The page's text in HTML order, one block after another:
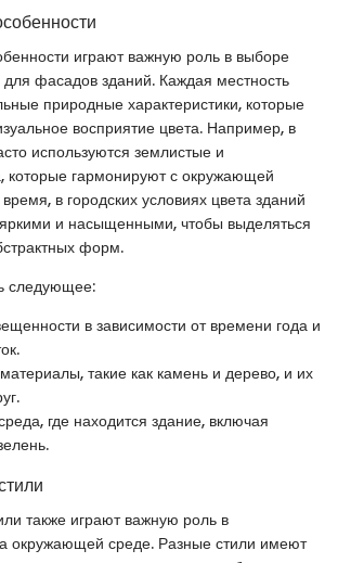
играют важную роль в выборе
фасадов зданий. Каждая местность
природные характеристики, которые
восприятие цвета. Например, в
используются землистые и
которые гармонируют с окружающей
в городских условиях цвета зданий
и насыщенными, чтобы выделяться
форм.
следующее:
в зависимости от времени года и
такие как камень и дерево, и их
где находится здание, включая
также играют важную роль в
окружающей среде. Разные стили имеют